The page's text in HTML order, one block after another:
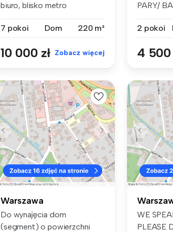
biuro, blisko metro
7 pokoi
Dom 220 m²
10 000 zł Zobacz więcej
PARY/
MOKO...
2 pokoi
4 500
Warszawa
Do wynajęcia dom
(segment) o powierzchni
WE
PLEASE